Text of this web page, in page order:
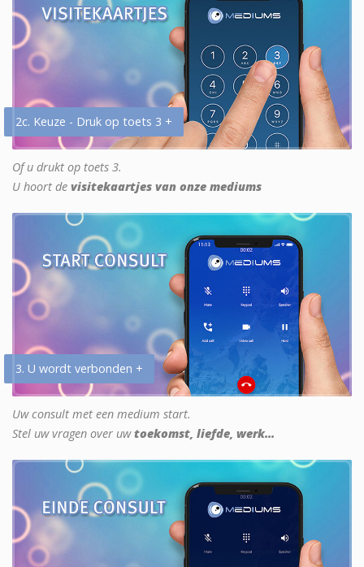
2c. Keuze - Druk op toets 3 +
Of u drukt op toets 3.
U hoort de visitekaartjes van onze mediums
3. U wordt verbonden +
Uw consult met een medium start.
Stel uw vragen over uwtoekomst, liefde, werk...